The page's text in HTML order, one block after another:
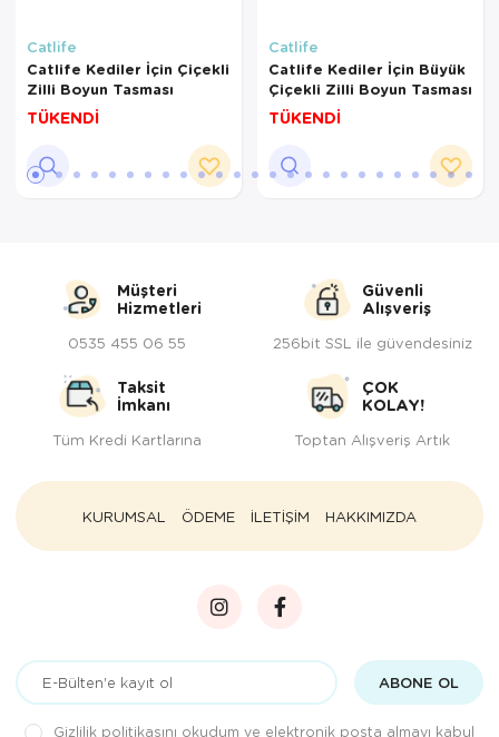
Catlife
Catlife Kediler İçin Çiçekli
Zilli Boyun Tasması
TÜKENDİ
Catlife
Catlife Kediler İçin Büyük
Çiçekli Zilli Boyun Tasması
TÜKENDİ
Müşteri
Hizmetleri
0535 455 06 55
Güvenli
Alışveriş
256bit SSL ile güvendesiniz
Taksit
İmkanı
Tüm Kredi Kartlarına
ÇOK
KOLAY!
Toptan Alışveriş Artık
KURUMSAL ÖDEME İLETİŞİM HAKKIMIZDA
ABONE OL
Gizlilik politikasını okudum ve elektronik posta almayı kabul